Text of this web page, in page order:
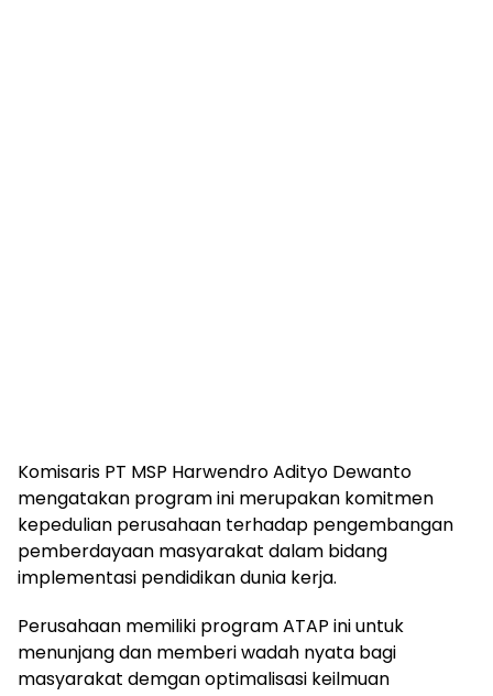
‎Komisaris PT MSP Harwendro Adityo Dewanto
mengatakan program ini merupakan komitmen
kepedulian perusahaan terhadap pengembangan
pemberdayaan masyarakat dalam bidang
implementasi pendidikan dunia kerja.
‎Perusahaan memiliki program ATAP ini untuk
menunjang dan memberi wadah nyata bagi
masyarakat demgan optimalisasi keilmuan